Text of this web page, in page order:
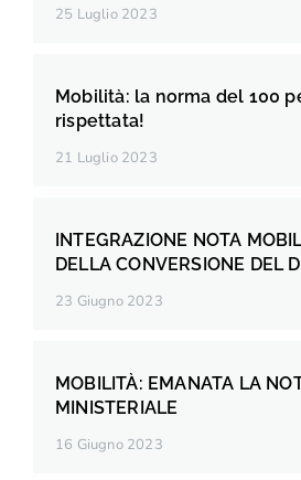
25 Luglio 2023
Mobilità: la norma del 100
rispettata!
21 Luglio 2023
INTEGRAZIONE NOTA
DELLA CONVERSIONE DEL
23 Giugno 2023
MOBILITÀ: EMANATA LA
MINISTERIALE
16 Giugno 2023